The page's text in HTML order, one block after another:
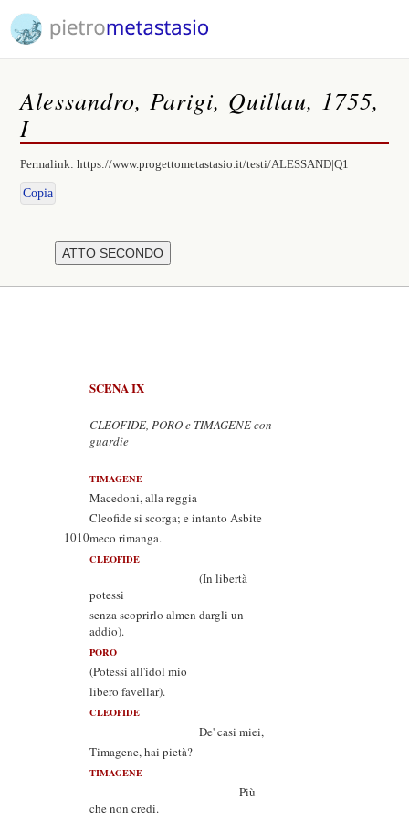
Alessandro, Parigi, Quillau, 1755,
I
Permalink:https://www.progettometastasio.it/testi/ALESSAND|Q1
Copia
SCENA IX
CLEOFIDE, PORO e TIMAGENE con
guardie
TIMAGENE
Macedoni, alla reggia
Cleofide si scorga; e intanto Asbite
1010meco rimanga.
CLEOFIDE
(In libertà
potessi
senza scoprirlo almen dargli un
addio).
PORO
(Potessi all'idol mio
libero favellar).
CLEOFIDE
De' casi miei,
Timagene, hai pietà?
TIMAGENE
Più
che non credi.